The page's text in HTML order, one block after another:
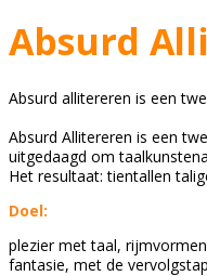
Absurd
Absurd allitereren is een
Absurd Allitereren is een
uitgedaagd om
Het resultaat: tientallen
Doel:
plezier met taal,
fantasie, met de